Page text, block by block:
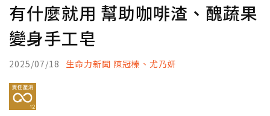
有什麼就用 幫助咖啡渣、醜蔬果
變身手工皂
2025/07/18 生命力新聞 陳冠榛、尤乃妍